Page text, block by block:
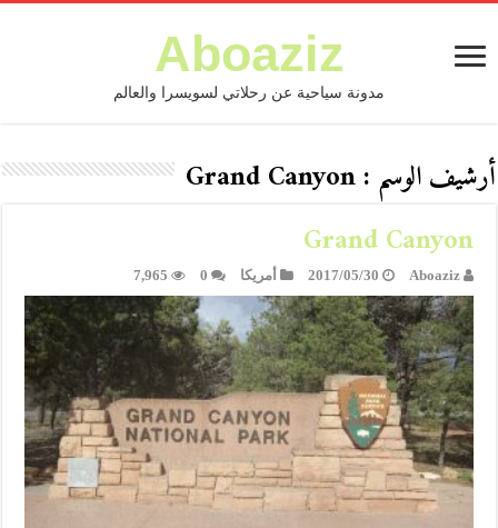
Aboaziz
مدونة سياحية عن رحلاتي لسويسرا والعالم
أرشيف الوسم :Grand Canyon
Grand Canyon
Aboaziz
2017/05/30 أمريكا 0
7,965